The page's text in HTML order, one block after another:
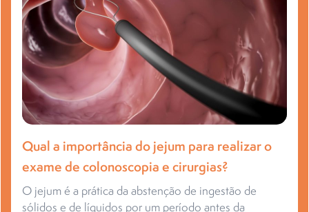
Qual a importância do jejum para realizar o
exame de colonoscopia e cirurgias?
O jejum é a prática da abstenção de ingestão de
sólidos e de líquidos por um período antes da